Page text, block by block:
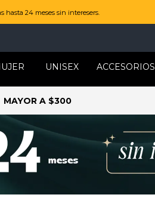
hasta 24 meses sin interesers.
UNISEX ACCESORIOS
MAYOR A $300